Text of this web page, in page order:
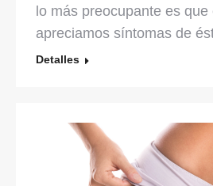
lo más preocupante es que
apreciamos síntomas de
Detalles